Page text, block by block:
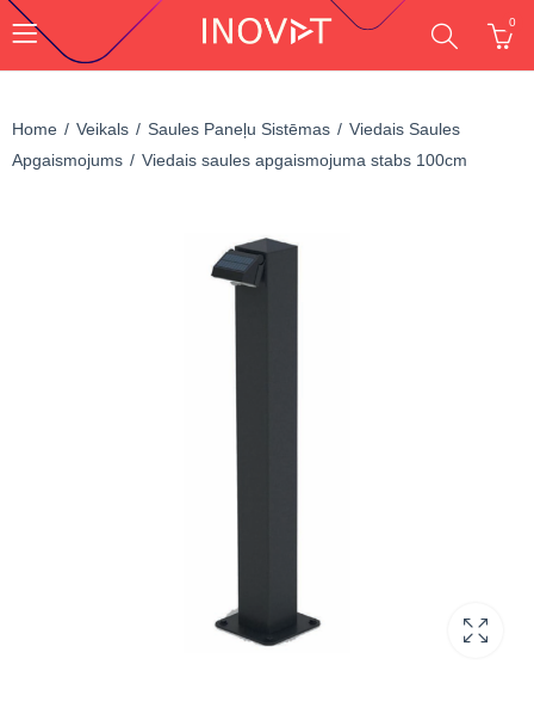
0
Home Veikals Saules Paneļu Sistēmas
Viedais Saules
Apgaismojums
Viedais saules apgaismojuma stabs 100cm